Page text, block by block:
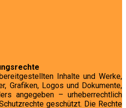
Inhalte und Werke,
Grafiken, Logos und Dokumente,
angegeben – urheberrechtlich
geschützt. Die Rechte